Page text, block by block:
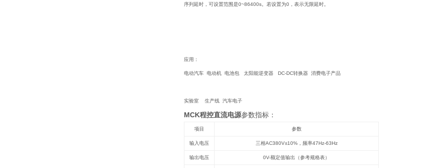
序列延时，可设置范围是0~86400s。若设置为0，表示无限延时。
应用：
电动汽车 电动机 电池包 太阳能逆变器 DC-DC转换器 消费电子产品
实验室 生产线 汽车电子
MCK程控直流电源参数指标：
项目 参数
输入电压 三相AC380V±10%，频率47Hz-63Hz
输出电压 0V-额定值输出（参考规格表）